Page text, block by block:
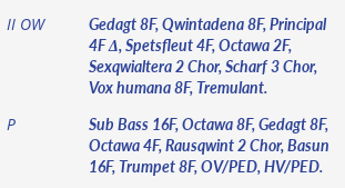
II OW
Gedagt 8F, Qwintadena 8F, Principal
4F Δ, Spetsfleut 4F, Octawa 2F,
Sexqwialtera 2 Chor, Scharf 3 Chor,
Vox humana 8F, Tremulant.
P
Sub Bass 16F, Octawa 8F, Gedagt 8F,
Octawa 4F, Rausqwint 2 Chor, Basun
16F, Trumpet 8F, OV/PED, HV/PED.